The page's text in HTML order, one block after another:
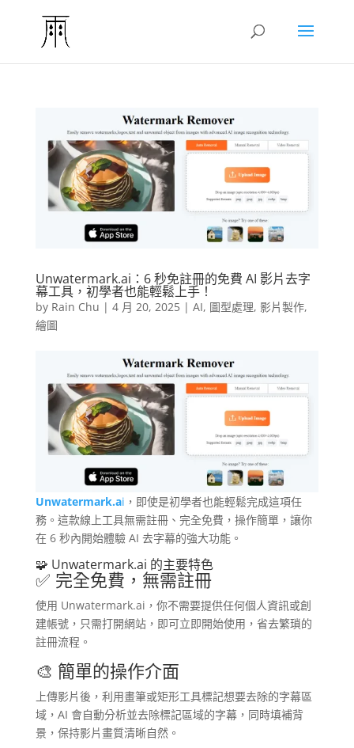
Unwatermark.ai：6 秒免註冊的免費 AI 影片去字
幕工具，初學者也能輕鬆上手！
by Rain Chu | 4 月 20, 2025| AI, 圖型處理, 影片製作,
繪圖
Unwatermark.ai ，即使是初學者也能輕鬆完成這項任
務。​這款線上工具無需註冊、完全免費，操作簡單，讓你
在 6 秒內開始體驗 AI 去字幕的強大功能。
🧩 Unwatermark.ai 的主要特色
✅ 完全免費，無需註冊
使用 Unwatermark.ai，你不需要提供任何個人資訊或創
建帳號，只需打開網站，即可立即開始使用，省去繁瑣的
註冊流程。
🎨 簡單的操作介面
上傳影片後，利用畫筆或矩形工具標記想要去除的字幕區
域，AI 會自動分析並去除標記區域的字幕，同時填補背
景，保持影片畫質清晰自然。​